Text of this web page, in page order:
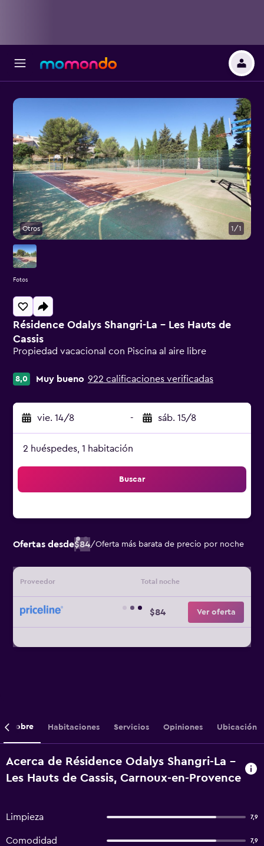
Résidence Odalys Shangri-La - Les Hauts de
Cassis
Propiedad vacacional con Piscina al aire libre
8,0 Muy bueno 922 calificaciones verificadas
vie. 14/8 - sáb. 15/8
2 huéspedes, 1 habitación
Buscar
Ofertas desde$84/Oferta más barata de precio por noche
Proveedor Total noche
$84 Ver oferta
Otros 1/1
Fotos
Sobre Habitaciones Servicios Opiniones Ubicación
Acerca de Résidence Odalys Shangri-La -
Les Hauts de Cassis, Carnoux-en-Provence
Limpieza 7,9
Comodidad 7,9